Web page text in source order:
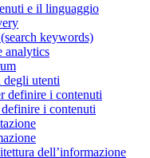
e il linguaggio
keywords)
analytics
degli utenti
definire i contenuti
i contenuti
dell’informazione